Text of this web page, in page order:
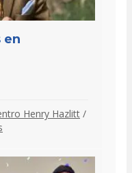
en
Henry Hazlitt /